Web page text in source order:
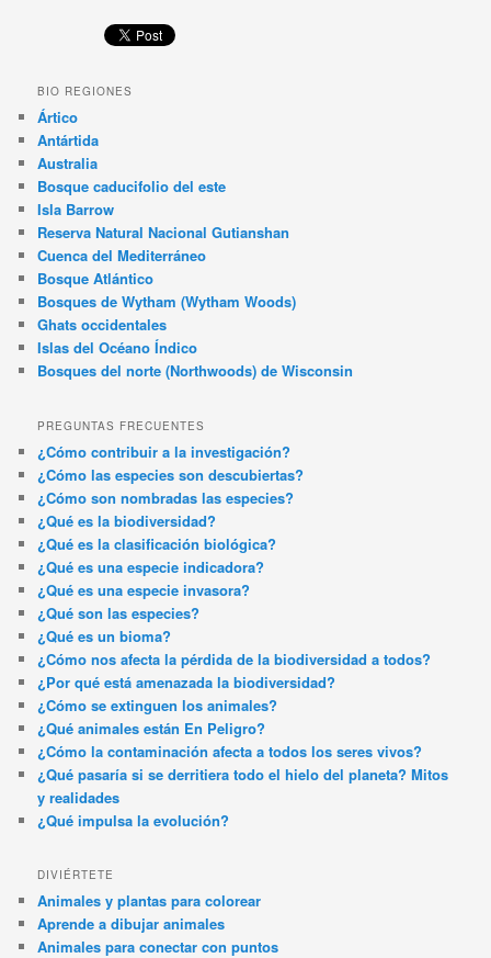
BIO REGIONES
Ártico
Antártida
Australia
Bosque caducifolio del este
Isla Barrow
Reserva Natural Nacional Gutianshan
Cuenca del Mediterráneo
Bosque Atlántico
Bosques de Wytham (Wytham Woods)
Ghats occidentales
Islas del Océano Índico
Bosques del norte (Northwoods) de Wisconsin
PREGUNTAS FRECUENTES
¿Cómo contribuir a la investigación?
¿Cómo las especies son descubiertas?
¿Cómo son nombradas las especies?
¿Qué es la biodiversidad?
¿Qué es la clasificación biológica?
¿Qué es una especie indicadora?
¿Qué es una especie invasora?
¿Qué son las especies?
¿Qué es un bioma?
¿Cómo nos afecta la pérdida de la biodiversidad a todos?
¿Por qué está amenazada la biodiversidad?
¿Cómo se extinguen los animales?
¿Qué animales están En Peligro?
¿Cómo la contaminación afecta a todos los seres vivos?
¿Qué pasaría si se derritiera todo el hielo del planeta? Mitos
y realidades
¿Qué impulsa la evolución?
DIVIÉRTETE
Animales y plantas para colorear
Aprende a dibujar animales
Animales para conectar con puntos